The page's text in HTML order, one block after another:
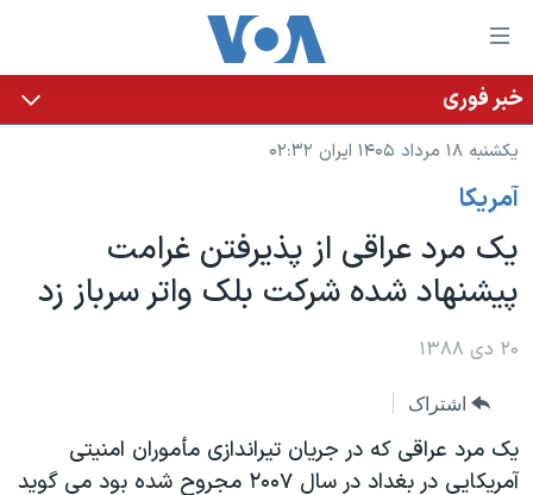
لینکهای
قابل
دسترسی
جهش
محتوای
اصلی
جهش
به
صفحه
جهش
جستجو
خانه
نسخه سبک وب‌سایت
موضوع ها
ایران
آمریکا
جهان
ویژه برنامه‌ها
برنامه های تلویزیونی
جدول برنامه ها
صفحه‌های ویژه
۲۵۰سالگی آمریکا
خبر فوری
یکشنبه ۱۸ مرداد ۱۴۰۵ ایران ۰۲:۳۲
آمريکا
یک مرد عراقی از پذیرفتن غرامت
پیشنهاد شده شرکت بلک واتر سرباز زد
۲۰ دی ۱۳۸۸
اشتراک
یک مرد عراقی که در جریان تیراندازی مأموران امنیتی
آمریکایی در بغداد در سال ۲۰۰۷ مجروح شده بود می گوید